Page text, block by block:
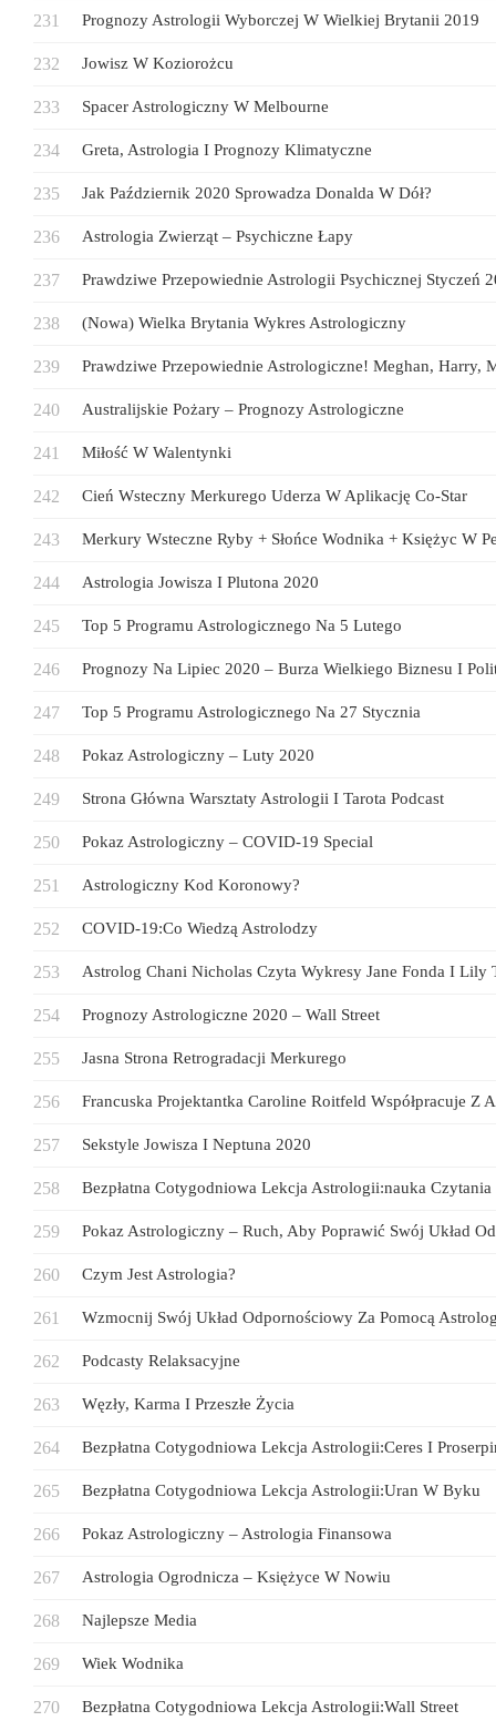
Prognozy Astrologii Wyborczej W Wielkiej Brytanii 2019
Jowisz W Koziorożcu
Spacer Astrologiczny W Melbourne
Greta, Astrologia I Prognozy Klimatyczne
Jak Październik 2020 Sprowadza Donalda W Dół?
Astrologia Zwierząt – Psychiczne Łapy
Prawdziwe Przepowiednie Astrologii Psychicznej Styczeń
(Nowa) Wielka Brytania Wykres Astrologiczny
Prawdziwe Przepowiednie Astrologiczne! Meghan, Harry,
Australijskie Pożary – Prognozy Astrologiczne
Miłość W Walentynki
Cień Wsteczny Merkurego Uderza W Aplikację Co-Star
Merkury Wsteczne Ryby + Słońce Wodnika + Księżyc W
Astrologia Jowisza I Plutona 2020
Top 5 Programu Astrologicznego Na 5 Lutego
Prognozy Na Lipiec 2020 – Burza Wielkiego Biznesu I
Top 5 Programu Astrologicznego Na 27 Stycznia
Pokaz Astrologiczny – Luty 2020
Strona Główna Warsztaty Astrologii I Tarota Podcast
Pokaz Astrologiczny – COVID-19 Special
Astrologiczny Kod Koronowy?
COVID-19:Co Wiedzą Astrolodzy
Astrolog Chani Nicholas Czyta Wykresy Jane Fonda I Lily
Prognozy Astrologiczne 2020 – Wall Street
Jasna Strona Retrogradacji Merkurego
Francuska Projektantka Caroline Roitfeld Współpracuje Z
Sekstyle Jowisza I Neptuna 2020
Bezpłatna Cotygodniowa Lekcja Astrologii:nauka
Pokaz Astrologiczny – Ruch, Aby Poprawić Swój Układ
Czym Jest Astrologia?
Wzmocnij Swój Układ Odpornościowy Za Pomocą
Podcasty Relaksacyjne
Węzły, Karma I Przeszłe Życia
Bezpłatna Cotygodniowa Lekcja Astrologii:Ceres I
Bezpłatna Cotygodniowa Lekcja Astrologii:Uran W Byku
Pokaz Astrologiczny – Astrologia Finansowa
Astrologia Ogrodnicza – Księżyce W Nowiu
Najlepsze Media
Wiek Wodnika
Bezpłatna Cotygodniowa Lekcja Astrologii:Wall Street